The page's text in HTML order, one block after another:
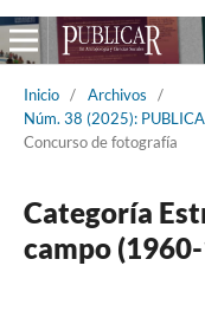
Inicio / Archivos
/
Núm. 38 (2025):
Concurso de fotografía
Categoría
campo